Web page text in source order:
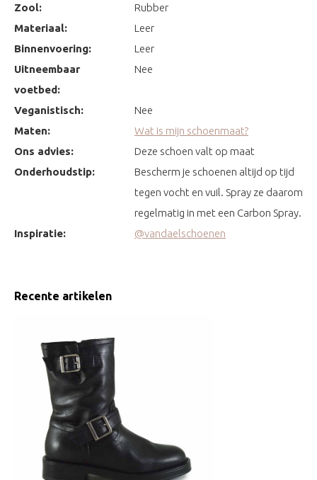
Zool:
Rubber
Materiaal:
Leer
Binnenvoering:
Leer
Uitneembaar
voetbed:
Nee
Veganistisch:
Nee
Maten:
Wat is mijn schoenmaat?
Ons advies:
Deze schoen valt op maat
Onderhoudstip:
Bescherm je schoenen altijd op tijd
tegen vocht en vuil. Spray ze daarom
regelmatig in met een Carbon Spray.
Inspiratie:
@vandaelschoenen
Recente artikelen